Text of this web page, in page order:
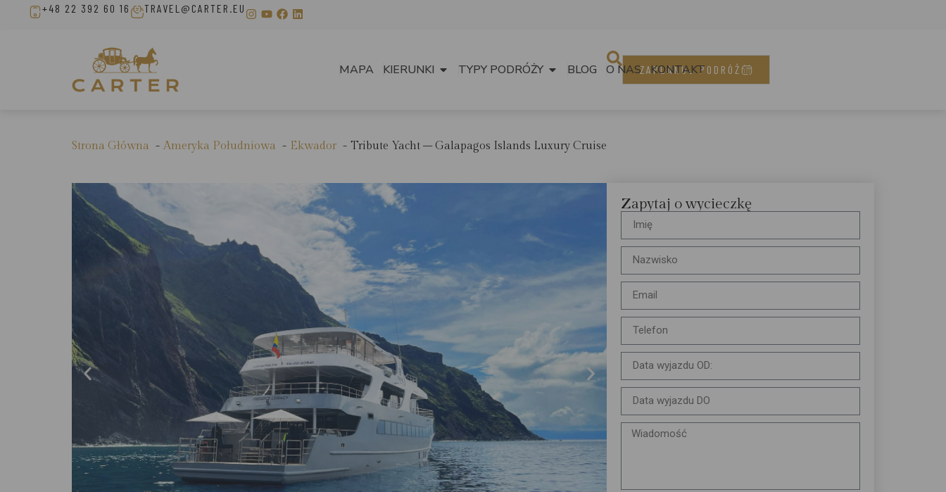
+48 22 392 60 16 TRAVEL@CARTER.EU
MAPA KIERUNKI TYPY PODRÓŻY BLOG O NAS KONTAKT
ZAPLANUJ PODRÓŻ
Strona Główna Ameryka Południowa Ekwador Tribute Yacht – Galapagos Islands Luxury Cruise
Zapytaj o wycieczkę